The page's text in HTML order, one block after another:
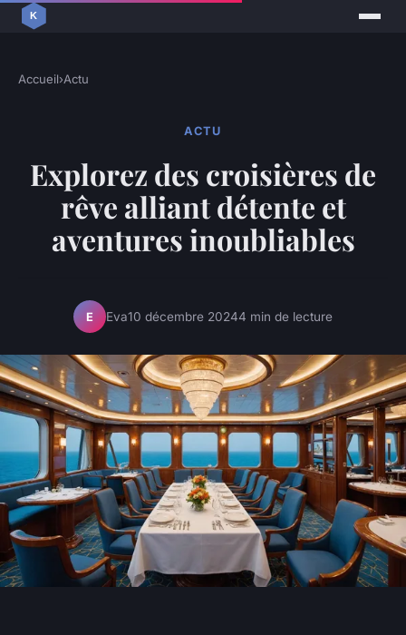
Accueil›Actu
ACTU
Explorez des croisières de
rêve alliant détente et
aventures inoubliables
E Eva10 décembre 20244 min de lecture